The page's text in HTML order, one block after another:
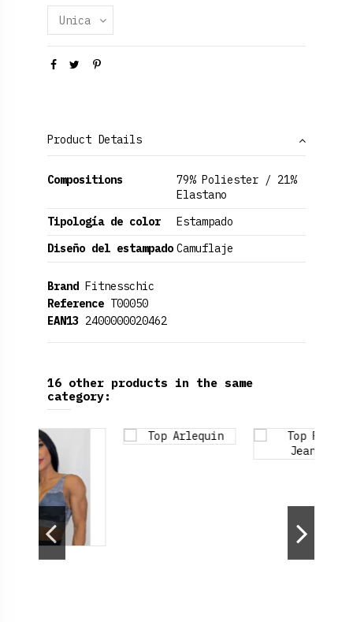
Product Details
Compositions
79% Poliester / 21%
Elastano
Tipología de color
Estampado
Diseño del estampado Camuflaje
Brand Fitnesschic
Reference T00050
EAN13 2400000020462
16 other products in the same
category: